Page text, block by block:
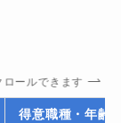
ロールできます
得意職種・年齢